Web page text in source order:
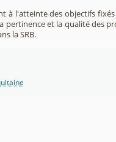
l'atteinte des objectifs fixés
pertinence et la qualité des
la SRB.